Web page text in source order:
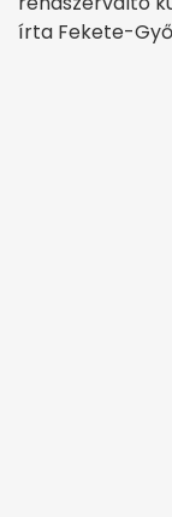
írta Fekete-